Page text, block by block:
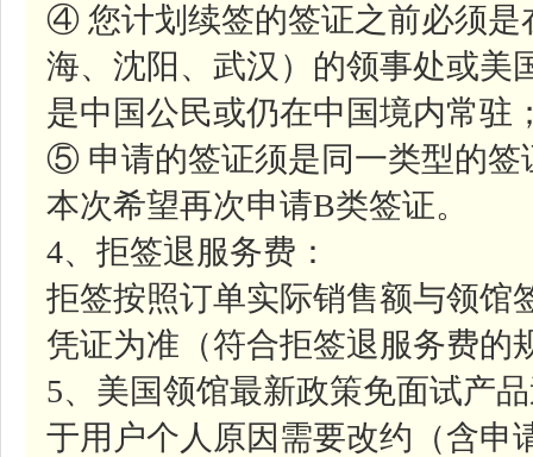
④ 您计划续签的签证之前必须是
海、沈阳、武汉）的领事处或美
是中国公民或仍在中国境内常驻
⑤ 申请的签证须是同一类型的签
本次希望再次申请B类签证。
4、拒签退服务费：
拒签按照订单实际销售额与领馆
凭证为准（符合拒签退服务费的
5、美国领馆最新政策免面试产
于用户个人原因需要改约（含申